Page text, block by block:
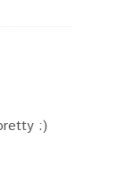
:)